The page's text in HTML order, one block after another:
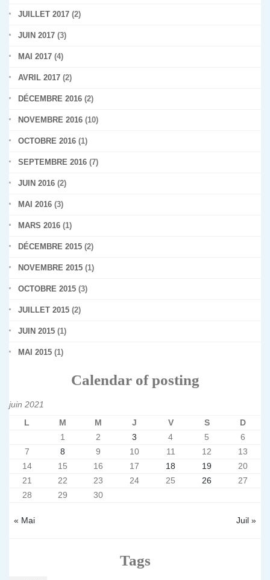
JUILLET 2017 (2)
JUIN 2017 (3)
MAI 2017 (4)
AVRIL 2017 (2)
DÉCEMBRE 2016 (2)
NOVEMBRE 2016 (10)
OCTOBRE 2016 (1)
SEPTEMBRE 2016 (7)
JUIN 2016 (2)
MAI 2016 (3)
MARS 2016 (1)
DÉCEMBRE 2015 (2)
NOVEMBRE 2015 (1)
OCTOBRE 2015 (3)
JUILLET 2015 (2)
JUIN 2015 (1)
MAI 2015 (1)
Calendar of posting
juin 2021
L
M M J V S D
« Mai Juil »
1 2 3 4 5
6
7
8 9 10 11 12
13
14
15 16 17 18 19
20
21
22 23 24 25 26
27
28
29 30
Tags